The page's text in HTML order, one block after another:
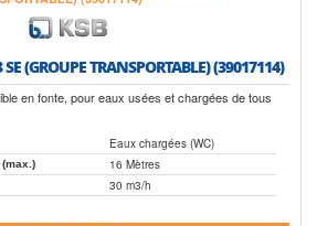
(GROUPE TRANSPORTABLE) (39017114)
en fonte, pour eaux usées et chargées de tous
Eaux chargées (WC)
16 Mètres
30 m3/h